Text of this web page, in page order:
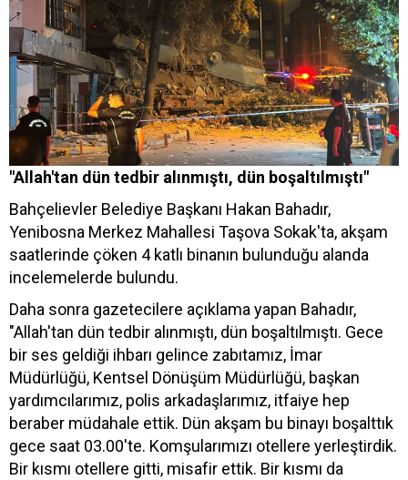
"Allah'tan dün tedbir alınmıştı, dün boşaltılmıştı"
Bahçelievler Belediye Başkanı Hakan Bahadır,
Yenibosna Merkez Mahallesi Taşova Sokak'ta, akşam
saatlerinde çöken 4 katlı binanın bulunduğu alanda
incelemelerde bulundu.
Daha sonra gazetecilere açıklama yapan Bahadır,
"Allah'tan dün tedbir alınmıştı, dün boşaltılmıştı. Gece
bir ses geldiği ihbarı gelince zabıtamız, İmar
Müdürlüğü, Kentsel Dönüşüm Müdürlüğü, başkan
yardımcılarımız, polis arkadaşlarımız, itfaiye hep
beraber müdahale ettik. Dün akşam bu binayı boşalttık
gece saat 03.00'te. Komşularımızı otellere yerleştirdik.
Bir kısmı otellere gitti, misafir ettik. Bir kısmı da